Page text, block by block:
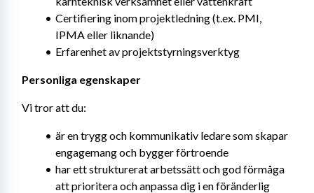
Certifiering inom projektledning (t.ex. PMI,
IPMA eller liknande)
Erfarenhet av projektstyrningsverktyg
Personliga egenskaper
Vi tror att du:
är en trygg och kommunikativ ledare som skapar
engagemang och bygger förtroende
har ett strukturerat arbetssätt och god förmåga
att prioritera och anpassa dig i en föränderlig